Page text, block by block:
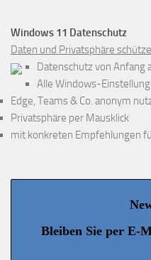
Windows 11 Datenschutz
Daten und Privatsphäre
Datenschutz von Anfang
Alle Windows-
Edge, Teams & Co. anonym
Privatsphäre per Mausklick
mit konkreten Empfehlungen
Bleiben Sie per E-